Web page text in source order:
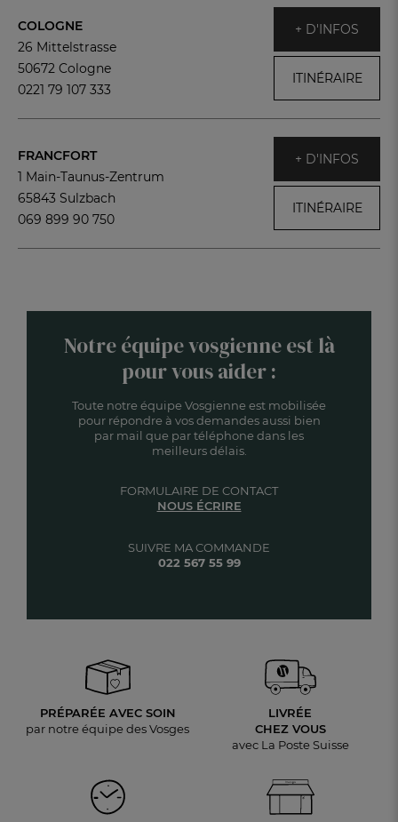
COLOGNE
26 Mittelstrasse
50672 Cologne
0221 79 107 333
+ D'INFOS
ITINÉRAIRE
FRANCFORT
1 Main-Taunus-Zentrum
65843 Sulzbach
069 899 90 750
+ D'INFOS
ITINÉRAIRE
Notre équipe vosgienne est là
pour vous aider :
Toute notre équipe Vosgienne est mobilisée
pour répondre à vos demandes aussi bien
par mail que par téléphone dans les
meilleurs délais.
SUIVRE MA COMMANDE
022 567 55 99
FORMULAIRE DE CONTACT
NOUS ÉCRIRE
PRÉPARÉE AVEC SOIN
par notre équipe des Vosges
LIVRÉE
CHEZ VOUS
avec La Poste Suisse